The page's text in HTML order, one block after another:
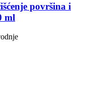
površina i
ml